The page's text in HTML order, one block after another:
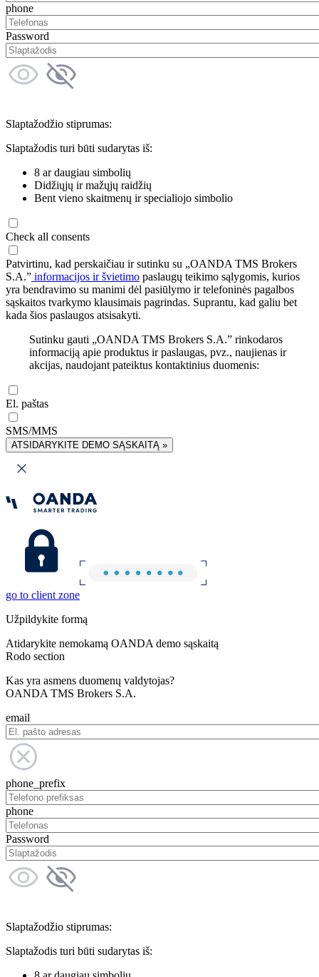
phone
Password
Slaptažodžio stiprumas:
Slaptažodis turi būti sudarytas iš:
8 ar daugiau simbolių
Didžiųjų ir mažųjų raidžių
Bent vieno skaitmenų ir specialiojo simbolio
Check all consents
Patvirtinu, kad perskaičiau ir sutinku su „OANDA TMS Brokers
S.A.” informacijos ir švietimo paslaugų teikimo sąlygomis, kurios
yra bendravimo su manimi dėl pasiūlymo ir telefoninės pagalbos
sąskaitos tvarkymo klausimais pagrindas. Suprantu, kad galiu bet
kada šios paslaugos atsisakyti.
Sutinku gauti „OANDA TMS Brokers S.A.” rinkodaros
informaciją apie produktus ir paslaugas, pvz., naujienas ir
akcijas, naudojant pateiktus kontaktinius duomenis:
El. paštas
SMS/MMS
ATSIDARYKITE DEMO SĄSKAITĄ »
go to client zone
Užpildykite formą
Atidarykite nemokamą OANDA demo sąskaitą
Rodo section
Kas yra asmens duomenų valdytojas?
OANDA TMS Brokers S.A.
email
phone_prefix
phone
Password
Slaptažodžio stiprumas:
Slaptažodis turi būti sudarytas iš: